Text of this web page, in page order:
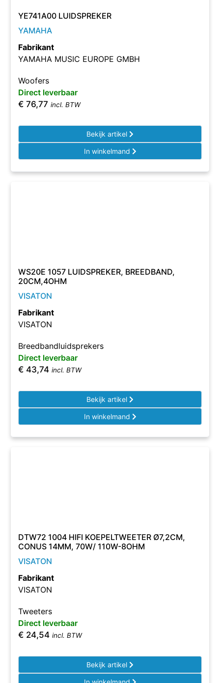
YE741A00 LUIDSPREKER
YAMAHA
Fabrikant
YAMAHA MUSIC EUROPE GMBH
Woofers
Direct leverbaar
€ 76,77 incl. BTW
Bekijk artikel
In winkelmand
WS20E 1057 LUIDSPREKER, BREEDBAND,
20CM,4OHM
VISATON
Fabrikant
VISATON
Breedbandluidsprekers
Direct leverbaar
€ 43,74 incl. BTW
Bekijk artikel
In winkelmand
DTW72 1004 HIFI KOEPELTWEETER Ø7,2CM,
CONUS 14MM, 70W/ 110W-8OHM
VISATON
Fabrikant
VISATON
Tweeters
Direct leverbaar
€ 24,54 incl. BTW
Bekijk artikel